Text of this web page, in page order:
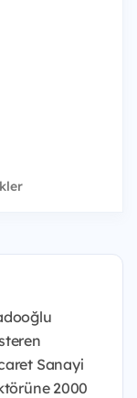
Sanayi
2000